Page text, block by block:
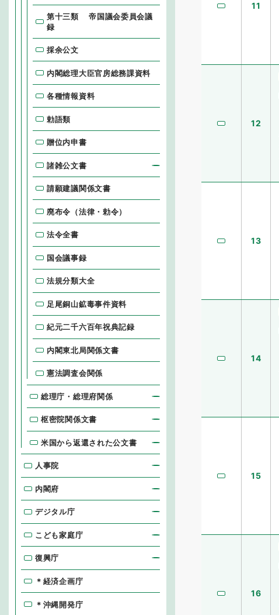
11
12
13
14
15
16
第十三類 帝国議会委員会議
録
採余公文
内閣総理大臣官房総務課資料
各種情報資料
勅語類
贈位内申書
諸雑公文書
請願建議関係文書
廃布令（法律・勅令）
法令全書
国会議事録
法規分類大全
足尾銅山鉱毒事件資料
紀元二千六百年祝典記録
内閣東北局関係文書
憲法調査会関係
総理庁・総理府関係
枢密院関係文書
米国から返還された公文書
人事院
内閣府
デジタル庁
こども家庭庁
復興庁
＊経済企画庁
＊沖縄開発庁